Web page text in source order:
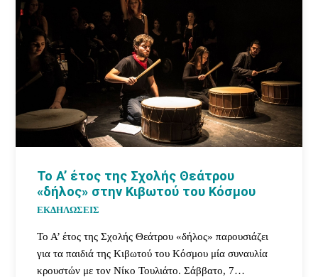
Το Α’ έτος της Σχολής Θεάτρου
«δήλος» στην Κιβωτού του Κόσμου
ΕΚΔΗΛΩΣΕΙΣ
Το Α’ έτος της Σχολής Θεάτρου «δήλος» παρουσιάζει
για τα παιδιά της Κιβωτού του Κόσμου μία συναυλία
κρουστών με τον Νίκο Τουλιάτο. Σάββατο, 7…